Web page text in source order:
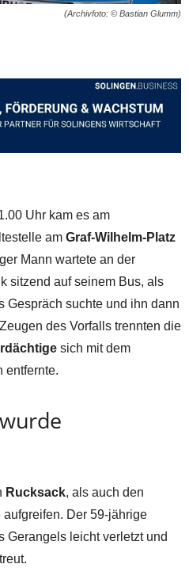
(Archivfoto: © Bastian Glumm)
Uhr kam es am
am Graf-Wilhelm-Platz
Mann wartete an der
sitzend auf seinem Bus, als
Gespräch suchte und ihn dann
des Vorfalls trennten die
sich mit dem
entfernte.
Rucksack, als auch den
Der 59-jährige
Gerangels leicht verletzt und